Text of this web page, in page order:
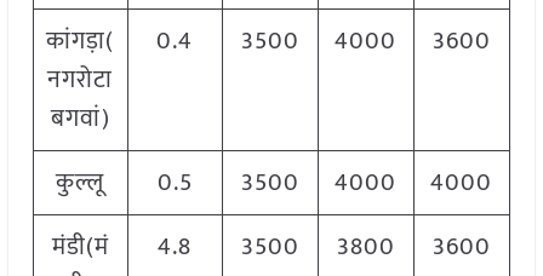
कांगड़ा(
नगरोटा
बगवां)
0.4 3500 4000 3600
कुल्लू 0.5 3500 4000
4000
मंडी(मं
4.8 3500 3800 3600